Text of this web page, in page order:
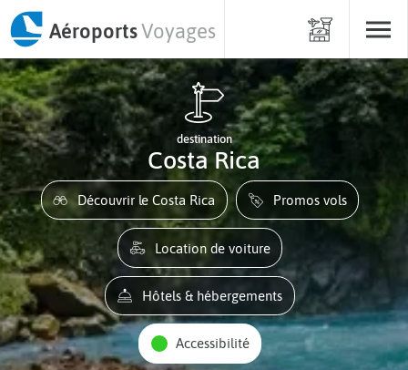
AéroportsVoyages
destination
Costa Rica
Découvrir le Costa Rica Promos vols
Location de voiture
Hôtels & hébergements
Accessibilité